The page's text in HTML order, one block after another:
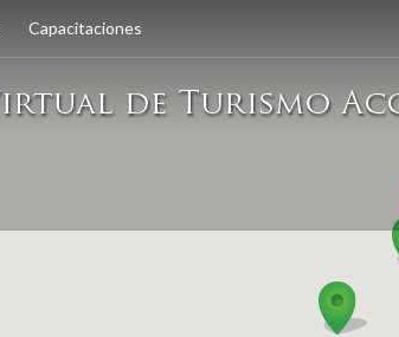
Capacitaciones